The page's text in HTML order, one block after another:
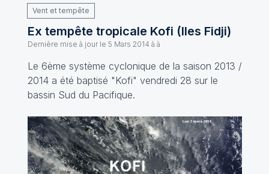
Vent et tempête
Ex tempête tropicale Kofi (Iles Fidji)
Dernière mise à jour le 5 Mars 2014 à à
Le 6ème système cyclonique de la saison 2013 /
2014 a été baptisé "Kofi" vendredi 28 sur le
bassin Sud du Pacifique.